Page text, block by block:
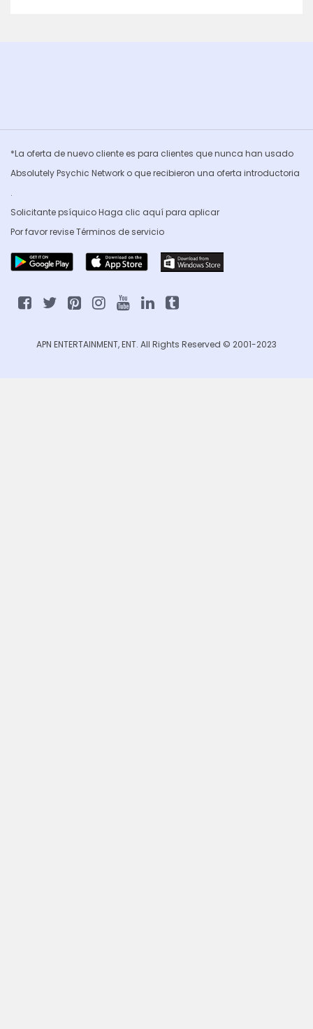
*La oferta de nuevo cliente es para clientes que nunca han usado
Absolutely Psychic Network o que recibieron una oferta introductoria
.
Solicitante psíquico Haga clic aquí para aplicar
Por favor reviseTérminos de servicio
APN ENTERTAINMENT, ENT. All Rights Reserved © 2001-2023